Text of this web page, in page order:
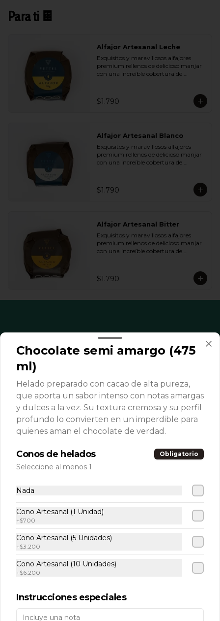
Para ti 🍫
Alfajor Artesanal Leche
Exquisitos y maravillosos alfajores
premium rellenos de delicioso manjar
con una increíble cobertura de
$1.790
Alfajor Artesanal Blanco
Exquisitos y maravillosos alfajores
premium rellenos de delicioso manjar
con una increíble cobertura de
queremos.
$1.790
Alfajor Artesanal Bitter
Exquisitos y maravillosos alfajores
premium rellenos de delicioso manjar
con una increíble cobertura de
$1.790
Conócenos
Tiendas
💚 Tu Club VETTEL +
¿Quieres tener una tienda Vettel?
Política de privacidad
Redes sociales
Instagram
Facebook
Mi cuenta
Chocolate semi amargo (475
ml)
Helado preparado con cacao de alta pureza,
que aporta un sabor intenso con notas amargas
y dulces a la vez. Su textura cremosa y su perfil
profundo lo convierten en un imperdible para
quienes aman el chocolate de verdad.
Conos de helados Obligatorio
Seleccione al menos 1
Nada
Cono Artesanal (1 Unidad)
+$700
Cono Artesanal (5 Unidades)
+$3.200
Cono Artesanal (10 Unidades)
+$6.200
Instrucciones especiales